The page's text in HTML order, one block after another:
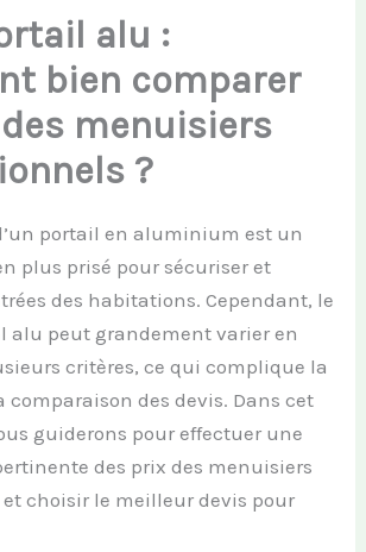
alu :
bien comparer
menuisiers
?
portail en aluminium est un
plus prisé pour sécuriser et
des habitations. Cependant, le
alu peut grandement varier en
critères, ce qui complique la
comparaison des devis. Dans cet
guiderons pour effectuer une
des prix des menuisiers
choisir le meilleur devis pour